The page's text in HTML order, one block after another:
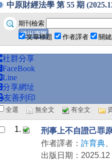
中原財經法學 第 55 期
期刊檢索
文章標題
作者譯者 關
社群分享
FaceBook
Line
分享網址
友善列印
全選 無全文 有全文
1.
刑事上不自證己罪
作者譯者： 許育典
出版日期：2025.12